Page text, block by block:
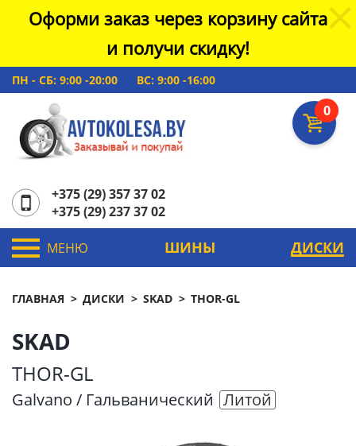
Оформи заказ через корзину сайта
и получи скидку!
ПН - СБ: 9:00 -20:00 ВС: 9:00 -16:00
0
+375 (29) 357 37 02
+375 (29) 237 37 02
МЕНЮ ШИНЫ ДИСКИ
ГЛАВНАЯ ДИСКИ SKAD THOR-GL
SKAD
THOR-GL
Galvano / Гальванический Литой